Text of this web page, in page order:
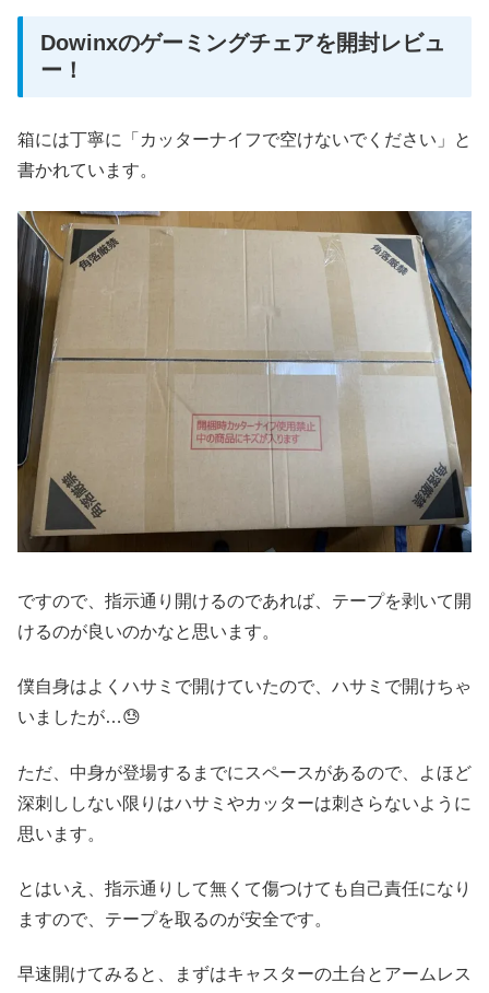
Dowinxのゲーミングチェアを開封レビュ
ー！
箱には丁寧に「カッターナイフで空けないでください」と
書かれています。
ですので、指示通り開けるのであれば、テープを剥いて開
けるのが良いのかなと思います。
僕自身はよくハサミで開けていたので、ハサミで開けちゃ
いましたが…😓
ただ、中身が登場するまでにスペースがあるので、よほど
深刺ししない限りはハサミやカッターは刺さらないように
思います。
とはいえ、指示通りして無くて傷つけても自己責任になり
ますので、テープを取るのが安全です。
早速開けてみると、まずはキャスターの土台とアームレス